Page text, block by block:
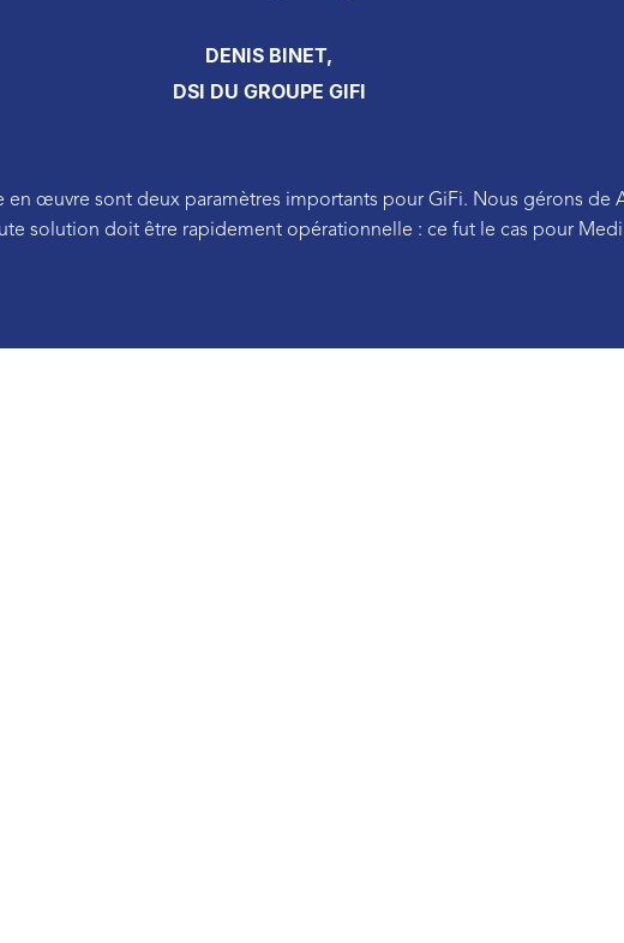
DENIS BINET,
DSI DU GROUPE GIFI
œuvre sont deux paramètres importants pour GiFi. Nous gérons de
solution doit être rapidement opérationnelle : ce fut le cas pour